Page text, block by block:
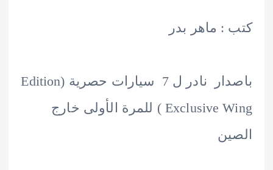
: ماهر بدر
باصدار نادر ل 7 سيارات حصرية (Edition
Exclusive Wing ) للمرة الأولى خارج